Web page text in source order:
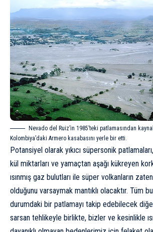
Nevado del Ruiz’in 1985’teki patlamasından
Kolombiya’daki Armero kasabasını yerle bir etti.
Potansiyel olarak yıkıcı süpersonik
kül miktarları ve yamaçtan aşağı kükreyen
ısınmış gaz bulutları ile süper volkanların
olduğunu varsaymak mantıklı olacaktır. Tüm
durumdaki bir patlamayı takip edebilecek
sarsan tehlikeyle birlikte, bizler ve kesinlikle